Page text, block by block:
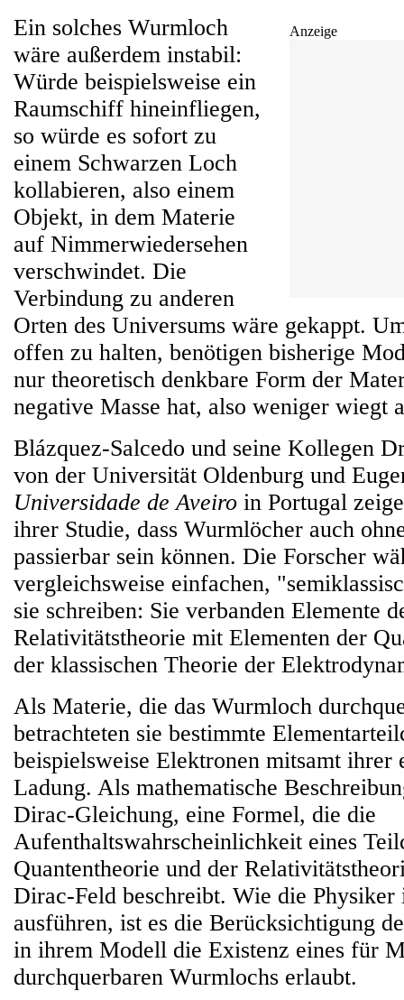
Anzeige
Ein solches Wurmloch
wäre außerdem instabil:
Würde beispielsweise ein
Raumschiff hineinfliegen,
so würde es sofort zu
einem Schwarzen Loch
kollabieren, also einem
Objekt, in dem Materie
auf Nimmerwiedersehen
verschwindet. Die
Verbindung zu anderen
Orten des Universums wäre gekappt.
offen zu halten, benötigen bisherige
nur theoretisch denkbare Form der
negative Masse hat, also weniger wiegt
Blázquez-Salcedo und seine Kollegen
von der Universität Oldenburg und
Universidade de Aveiro in Portugal
ihrer Studie, dass Wurmlöcher auch
passierbar sein können. Die Forscher
vergleichsweise einfachen,
sie schreiben: Sie verbanden Elemente
Relativitätstheorie mit Elementen der
der klassischen Theorie der
Als Materie, die das Wurmloch
betrachteten sie bestimmte
beispielsweise Elektronen mitsamt ihrer
Ladung. Als mathematische
Dirac-Gleichung, eine Formel, die die
Aufenthaltswahrscheinlichkeit eines
Quantentheorie und der
Dirac-Feld beschreibt. Wie die Physiker
ausführen, ist es die Berücksichtigung
in ihrem Modell die Existenz eines für
durchquerbaren Wurmlochs erlaubt.